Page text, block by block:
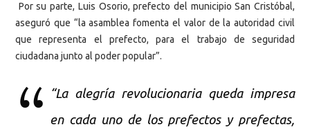
Por su parte, Luis Osorio, prefecto del municipio San Cristóbal,
aseguró que “la asamblea fomenta el valor de la autoridad civil
que representa el prefecto, para el trabajo de seguridad
ciudadana junto al poder popular”.
“La alegría revolucionaria queda impresa
en cada uno de los prefectos y prefectas,